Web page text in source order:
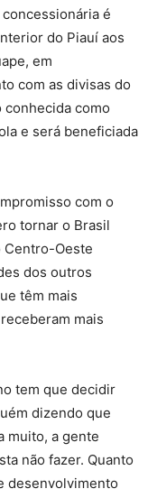
é
do Piauí aos
em
com as divisas do
conhecida como
e será beneficiada
com o
tornar o Brasil
Centro-Oeste
dos outros
têm mais
mais
tem que decidir
dizendo que
muito, a gente
não fazer. Quanto
desenvolvimento